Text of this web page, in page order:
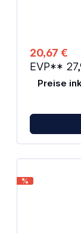
Leistung:
Gesamtladeleistung: 30
C: 30 W,
verteilt
Qualcomm Quick
für Reisen und
Gewicht: ca.
20,67 €
EVP**
Preise
%